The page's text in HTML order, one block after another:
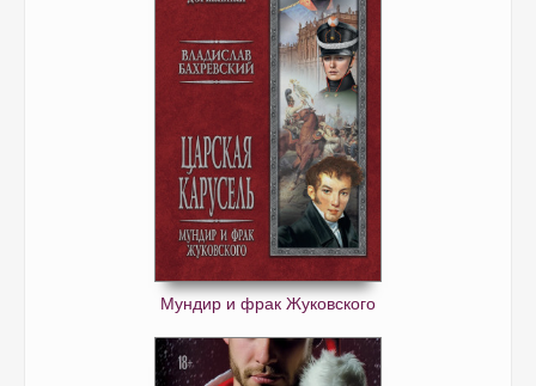
Мундир и фрак Жуковского